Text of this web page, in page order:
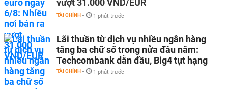
vượt 31.000 VND/EUR
TÀI CHÍNH - 1 phút trước
Lãi thuần từ dịch vụ nhiều ngân hàng
tăng ba chữ số trong nửa đầu năm:
Techcombank dẫn đầu, Big4 tụt hạng
TÀI CHÍNH - 1 phút trước